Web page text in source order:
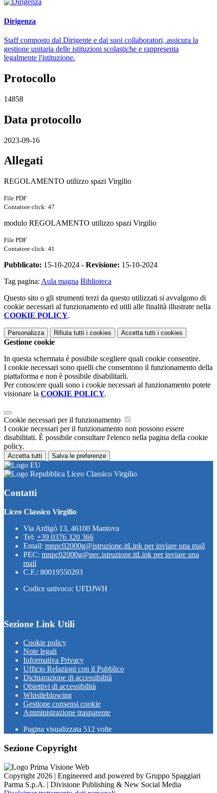
Dirigenza
Staff composto dal Dirigente e dai suoi collaboratori, assicura la
gestione unitaria delle istituzioni scolastiche e rappresenta
legalmente l'istituzione.
Protocollo
14858
Data protocollo
2023-09-16
Allegati
REGOLAMENTO utilizzo spazi Virgilio
File PDF
Contatore click: 47
modulo REGOLAMENTO utilizzo spazi Virgilio
File PDF
Contatore click: 41
Pubblicato: 15-10-2024 - Revisione: 15-10-2024
Tag pagina: Aula magna Biblioteca
Questo sito o gli strumenti terzi da questo utilizzati si avvalgono di
cookie necessari al funzionamento ed utili alle finalità illustrate nella
COOKIE POLICY.
Personalizza Rifiuta tutti i cookies Accetta tutti i cookies
Gestione cookie
In questa schermata è possibile scegliere quali cookie consentire.
I cookie necessari sono quelli che consentono il funzionamento della
piattaforma e non è possibile disabilitarli.
Per conoscere quali sono i cookie necessari al funzionamento potete
visionare la COOKIE POLICY.
Cookie necessari per il funzionamento
I cookie necessari per il funzionamento non possono essere
disabilitati. È possibile consultare l'elenco nella pagina della cookie
policy.
Accetta tutti Salva le preferenze
Liceo Classico Virgilio
Contatti
Liceo Classico Virgilio
Via Ardigò 13, 46100 Mantova
Tel: +39 0376 320 366
Email: mnpc02000g@istruzione.itLink per inviare una mail
PEC: mnpc02000g@pec.istruzione.itLink per inviare una
mail
C.F.: 80019550203
Codice univoco: UFDJWH
Sezione Link Utili
Cookie policy
Note legali
Informativa Privacy
Ufficio Relazioni con il Pubblico
Dichiarazione di accessibilità
Obiettivi di accessibilità
Whistleblowing
Gestione consensi cookie
Amministrazione trasparente
Pagina visualizzata 512 volte
Sezione Copyright
Copyright 2026 | Engineered and powered by Gruppo Spaggiari
Parma S.p.A. | Divisione Publishing & New Social Media